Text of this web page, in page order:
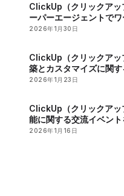
ClickUp（クリックアッ
ーパーエージェントで
上
2026年1月30日
ClickUp（クリックアッ
築とカスタマイズに関
ップを開催
2026年1月23日
ClickUp（クリックア
能に関する交流イベン
2026年1月16日